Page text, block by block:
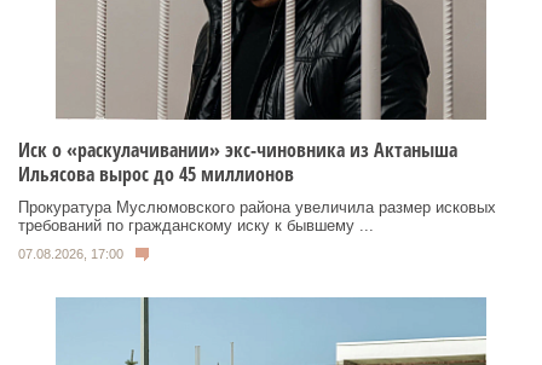
Иск о «раскулачивании» экс-чиновника из Актаныша
Ильясова вырос до 45 миллионов
Прокуратура Муслюмовского района увеличила размер исковых
требований по гражданскому иску к бывшему ...
07.08.2026, 17:00